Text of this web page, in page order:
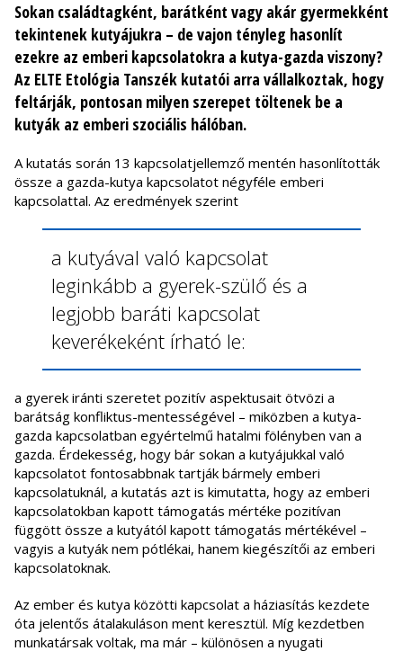
Sokan családtagként, barátként vagy akár gyermekként
tekintenek kutyájukra – de vajon tényleg hasonlít
ezekre az emberi kapcsolatokra a kutya-gazda viszony?
Az ELTE Etológia Tanszék kutatói arra vállalkoztak, hogy
feltárják, pontosan milyen szerepet töltenek be a
kutyák az emberi szociális hálóban.
A kutatás során 13 kapcsolatjellemző mentén hasonlították
össze a gazda-kutya kapcsolatot négyféle emberi
kapcsolattal. Az eredmények szerint
a kutyával való kapcsolat
leginkább a gyerek-szülő és a
legjobb baráti kapcsolat
keverékeként írható le:
a gyerek iránti szeretet pozitív aspektusait ötvözi a
barátság konfliktus-mentességével – miközben a kutya-
gazda kapcsolatban egyértelmű hatalmi fölényben van a
gazda. Érdekesség, hogy bár sokan a kutyájukkal való
kapcsolatot fontosabbnak tartják bármely emberi
kapcsolatuknál, a kutatás azt is kimutatta, hogy az emberi
kapcsolatokban kapott támogatás mértéke pozitívan
függött össze a kutyától kapott támogatás mértékével –
vagyis a kutyák nem pótlékai, hanem kiegészítői az emberi
kapcsolatoknak.
Az ember és kutya közötti kapcsolat a háziasítás kezdete
óta jelentős átalakuláson ment keresztül. Míg kezdetben
munkatársak voltak, ma már – különösen a nyugati